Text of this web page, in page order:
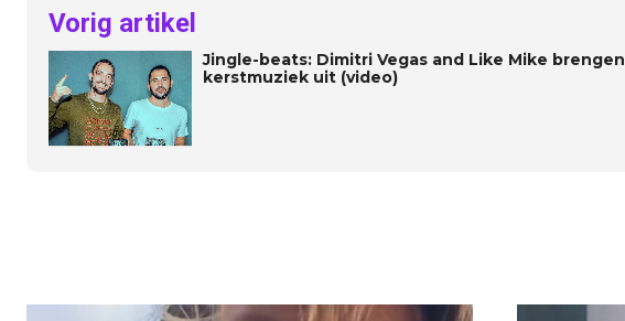
Vorig artikel
Jingle-beats: Dimitri Vegas and Like Mike brengen
kerstmuziek uit (video)